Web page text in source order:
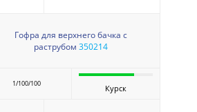
Гофра для верхнего бачка с
раструбом 350214
1/100/100 Курск